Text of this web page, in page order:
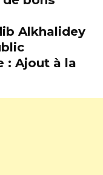
Alkhalidey
: Ajout à la